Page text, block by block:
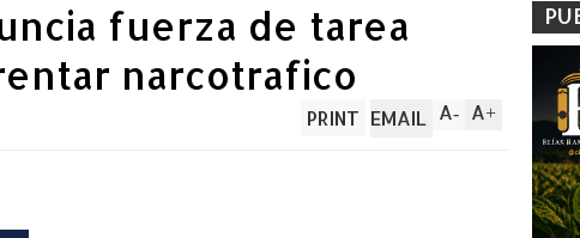
fuerza de tarea
narcotrafico
A+
A-
PRINT EMAIL